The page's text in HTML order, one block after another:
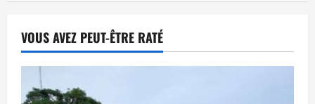
VOUS AVEZ PEUT-ÊTRE RATÉ